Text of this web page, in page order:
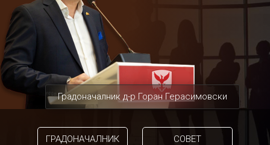
Градоначалник д-р Горан Герасимовски
ГРАДОНАЧАЛНИК СОВЕТ